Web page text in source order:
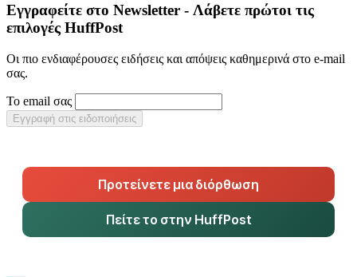
Εγγραφείτε στο Newsletter - Λάβετε πρώτοι τις
επιλογές HuffPost
Οι πιο ενδιαφέρουσες ειδήσεις και απόψεις καθημερινά στο e-mail
σας.
Το email σας
Εγγραφή στις ειδοποιήσεις
Προτείνετε μια διόρθωση
Πείτε το στην HuffPost